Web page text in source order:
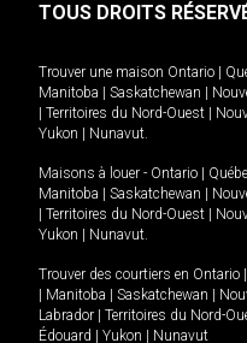
TOUS DROITS
Trouver une maison Ontario
Manitoba
Saskatchewan
Territoires du Nord-Ouest
Yukon
Nunavut.
Maisons à louer - Ontario
Manitoba
Saskatchewan
Territoires du Nord-Ouest
Yukon
Nunavut.
Trouver des courtiers en Ontario
Manitoba Saskatchewan
Labrador
Territoires du Nord-
Édouard
Yukon Nunavut